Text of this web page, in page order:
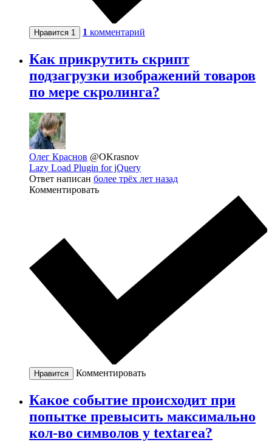
Нравится 1 1 комментарий
Как прикрутить скрипт
подзагрузки изображений товаров
по мере скролинга?
Олег Краснов @OKrasnov
Lazy Load Plugin for jQuery
Ответ написан более трёх лет назад
Комментировать
Нравится Комментировать
Какое событие происходит при
попытке превысить максимально
кол-во символов у textarea?